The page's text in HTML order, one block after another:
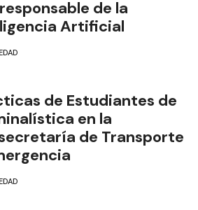
de la
Artificial
de Estudiantes de
en la
de Transporte